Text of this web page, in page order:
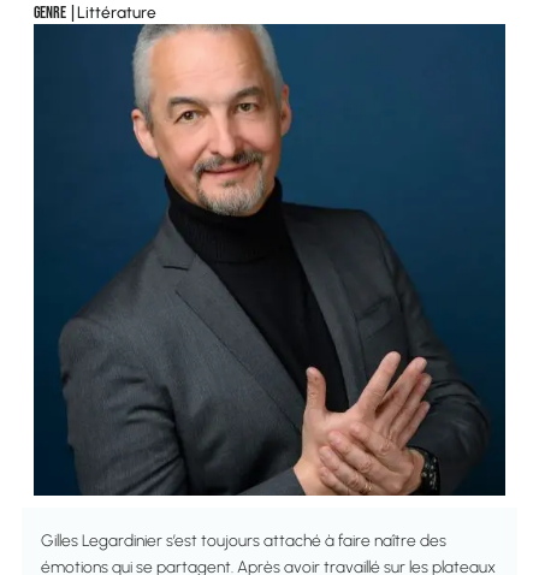
Genre | Littérature
Gilles Legardinier s’est toujours attaché à faire naître des
émotions qui se partagent. Après avoir travaillé sur les plateaux